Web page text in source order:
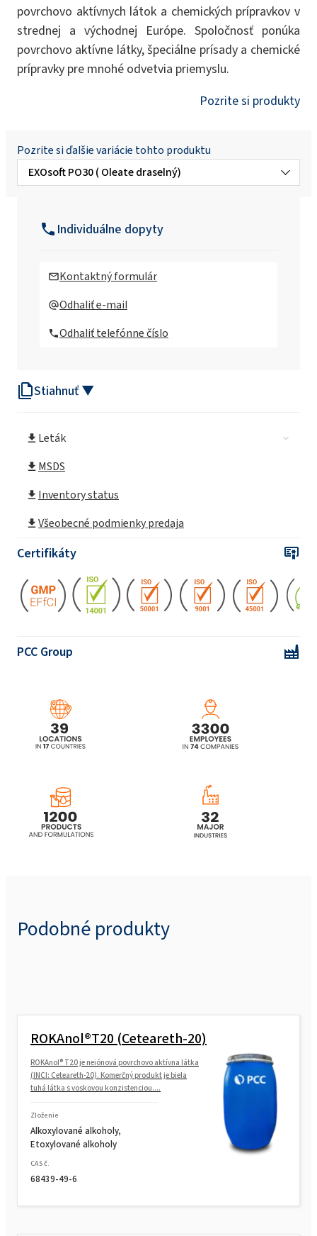
Stiahnuť ▼
Leták
MSDS
Inventory status
Všeobecné podmienky predaja
Certifikáty
PCC Group
povrchovo aktívnych látok a chemických prípravkov v
strednej a východnej Európe. Spoločnosť ponúka
povrchovo aktívne látky, špeciálne prísady a chemické
prípravky pre mnohé odvetvia priemyslu.
Pozrite si produkty
Pozrite si ďalšie variácie tohto produktu
EXOsoft PO30 ( Oleate draselný)
EXOsoft PC35 MB (draselný Cocoate)
EXOsoft AB25 (C12-15 alkylbenzoát)
Individuálne dopyty
Kontaktný formulár
Odhaliť e-mail
Odhaliť telefónne číslo
Podobné produkty
ROKAnol®T20 (Ceteareth-20)
ROKAnol® T20 je neiónová povrchovo aktívna látka
(INCI: Ceteareth-20). Komerčný produkt je biela
tuhá látka s voskovou konzistenciou....
Zloženie
Alkoxylované alkoholy,
Etoxylované alkoholy
CAS č.
68439-49-6